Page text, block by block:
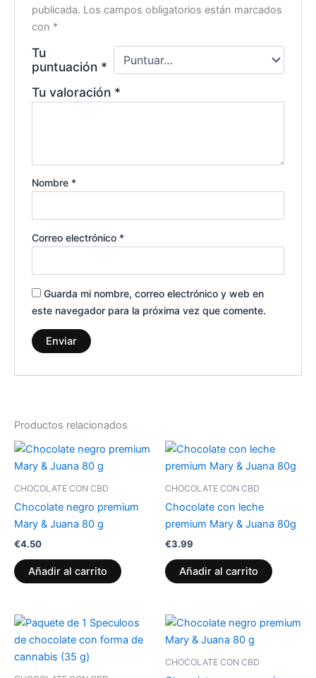
publicada. Los campos obligatorios están marcados
con *
Tu
puntuación *
Tu valoración *
Nombre *
Correo electrónico *
Guarda mi nombre, correo electrónico y web en
este navegador para la próxima vez que comente.
Productos relacionados
CHOCOLATE CON CBD
Chocolate negro premium
Mary & Juana 80 g
€4.50
Añadir al carrito
CHOCOLATE CON CBD
Chocolate con leche
premium Mary & Juana 80g
€3.99
Añadir al carrito
CHOCOLATE CON CBD